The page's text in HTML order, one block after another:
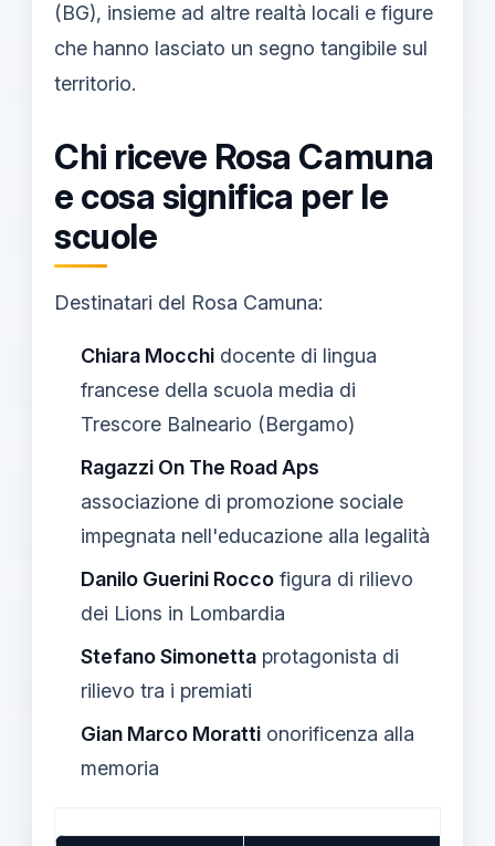
(BG), insieme ad altre realtà locali e figure
che hanno lasciato un segno tangibile sul
territorio.
Chi riceve Rosa Camuna
e cosa significa per le
scuole
Destinatari del Rosa Camuna:
Chiara Mocchi docente di lingua
francese della scuola media di
Trescore Balneario (Bergamo)
Ragazzi On The Road Aps
associazione di promozione sociale
impegnata nell'educazione alla legalità
Danilo Guerini Rocco figura di rilievo
dei Lions in Lombardia
Stefano Simonetta protagonista di
rilievo tra i premiati
Gian Marco Moratti onorificenza alla
memoria